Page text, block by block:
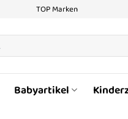
TOP Marken
Babyartikel